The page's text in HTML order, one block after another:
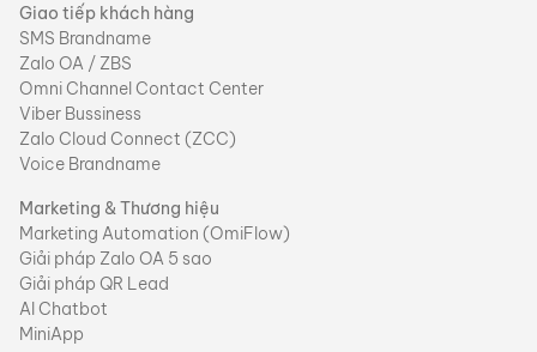
Giao tiếp khách hàng
SMS Brandname
Zalo OA / ZBS
Omni Channel Contact Center
Viber Bussiness
Zalo Cloud Connect (ZCC)
Voice Brandname
Marketing & Thương hiệu
Marketing Automation (OmiFlow)
Giải pháp Zalo OA 5 sao
Giải pháp QR Lead
AI Chatbot
MiniApp